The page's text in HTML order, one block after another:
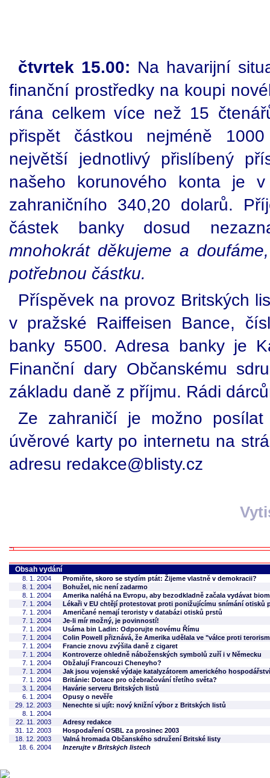
čtvrtek 15.00: Na havarijní
finanční prostředky na koupi
rána celkem více než 15
přispět částkou nejméně
největší jednotlivý přislíbený
našeho korunového konta je
zahraničního 340,20 dolarů.
částek banky dosud
mnohokrát děkujeme a
potřebnou částku.
Příspěvek na provoz Britských
v pražské Raiffeisen Bance,
banky 5500. Adresa banky je
Finanční dary Občanskému
základu daně z příjmu. Rádi
Ze zahraničí je možno posílat
úvěrové karty po internetu na
adresu redakce@blisty.cz
Obsah vydání
8. 1. 2004
Promiňte, skoro se stydím ptát: Žijeme vlastně v demokracii?
8. 1. 2004
Bohužel, nic není zadarmo
8. 1. 2004
Amerika naléhá na Evropu, aby bezodkladně začala vydávat
7. 1. 2004
Lékaři v EU chtějí protestovat proti ponižujícímu snímání otisků
7. 1. 2004
Američané nemají teroristy v databázi otisků prstů
7. 1. 2004
Je-li mír možný, je povinností!
7. 1. 2004
Usáma bin Ladin: Odporujte novému Římu
7. 1. 2004
Colin Powell přiznává, že Amerika udělala ve "válce proti
7. 1. 2004
Francie znovu zvýšila daně z cigaret
7. 1. 2004
Kontroverze ohledně náboženských symbolů zuří i v Německu
7. 1. 2004
Obžalují Francouzi Cheneyho?
7. 1. 2004
Jak jsou vojenské výdaje katalyzátorem amerického hospodářství
7. 1. 2004
Británie: Dotace pro ožebračování třetího světa?
3. 1. 2004
Havárie serveru Britských listů
6. 1. 2004
Opusy o nevěře
29. 12. 2003
Nenechte si ujít: nový knižní výbor z Britských listů
8. 1. 2004
22. 11. 2003
Adresy redakce
31. 12. 2003
Hospodaření OSBL za prosinec 2003
18. 12. 2003
Valná hromada Občanského sdružení Britské listy
18. 6. 2004
Inzerujte v Britských listech